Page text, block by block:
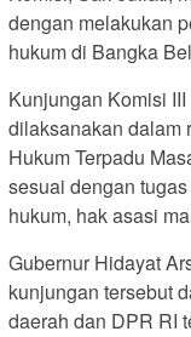
dengan melakukan
hukum di Bangka
Kunjungan Komisi
dilaksanakan dalam
Hukum Terpadu
sesuai dengan
hukum, hak asasi
Gubernur Hidayat
kunjungan tersebut
daerah dan DPR RI